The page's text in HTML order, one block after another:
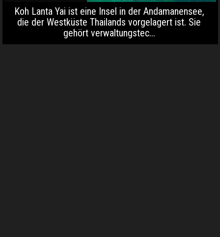
Koh Lanta Yai ist eine Insel in der Andamanensee,
die der Westküste Thailands vorgelagert ist. Sie
gehört verwaltungstec...